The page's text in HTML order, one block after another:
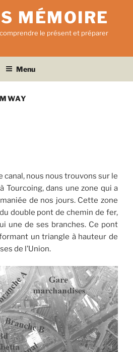
MÉMOIRE
le présent et préparer
Menu
canal, nous nous trouvons sur le
Tourcoing, dans une zone qui a
de nos jours. Cette zone
du double pont de chemin de fer,
une de ses branches. Ce pont
un triangle à hauteur de
de l’Union.